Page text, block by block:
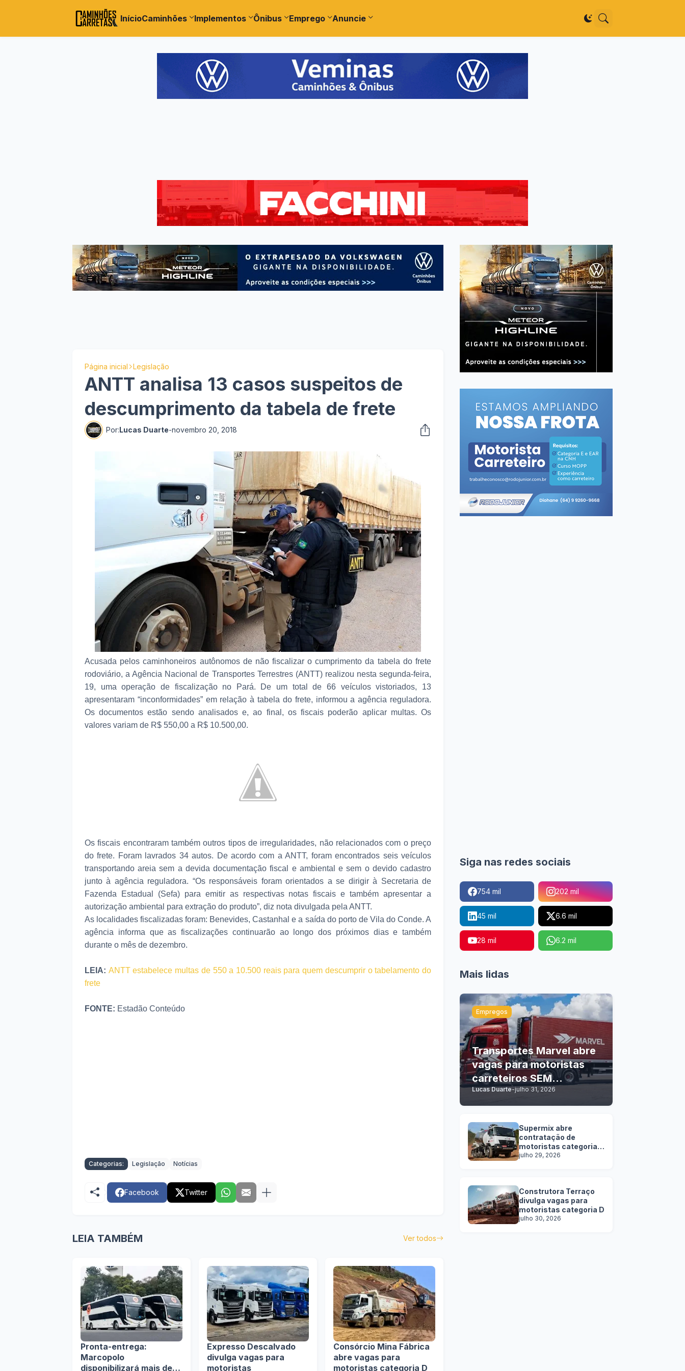
InícioCaminhões Implementos Ônibus Emprego Anuncie
Página inicial Legislação
ANTT analisa 13 casos suspeitos de
descumprimento da tabela de frete
Por:Lucas Duarte-novembro 20, 2018
Acusada pelos caminhoneiros autônomos de não fiscalizar o cumprimento da tabela do frete
rodoviário, a Agência Nacional de Transportes Terrestres (ANTT) realizou nesta segunda-feira,
19, uma operação de fiscalização no Pará. De um total de 66 veículos vistoriados, 13
apresentaram “inconformidades” em relação à tabela do frete, informou a agência reguladora.
Os documentos estão sendo analisados e, ao final, os fiscais poderão aplicar multas. Os
valores variam de R$ 550,00 a R$ 10.500,00.
Os fiscais encontraram também outros tipos de irregularidades, não relacionados com o preço
do frete. Foram lavrados 34 autos. De acordo com a ANTT, foram encontrados seis veículos
transportando areia sem a devida documentação fiscal e ambiental e sem o devido cadastro
junto à agência reguladora. “Os responsáveis foram orientados a se dirigir à Secretaria de
Fazenda Estadual (Sefa) para emitir as respectivas notas fiscais e também apresentar a
autorização ambiental para extração do produto”, diz nota divulgada pela ANTT.
As localidades fiscalizadas foram: Benevides, Castanhal e a saída do porto de Vila do Conde. A
agência informa que as fiscalizações continuarão ao longo dos próximos dias e também
durante o mês de dezembro.
LEIA: ANTT estabelece multas de 550 a 10.500 reais para quem descumprir o tabelamento do
frete
FONTE: Estadão Conteúdo
Categorias: Legislação Notícias
Facebook Twitter
LEIA TAMBÉM Ver todos
Pronta-entrega:
Marcopolo
disponibilizará mais de
Expresso Descalvado
divulga vagas para
motoristas
Consórcio Mina Fábrica
abre vagas para
motoristas categoria D
Siga nas redes sociais
754 mil 202 mil
45 mil 6.6 mil
28 mil 6.2 mil
Mais lidas
Empregos
Transportes Marvel abre
vagas para motoristas
carreteiros SEM
EXPERIÊNCIA
Lucas Duarte-julho 31, 2026
Supermix abre
contratação de
motoristas categoria
C, D e E
julho 29, 2026
Construtora Terraço
divulga vagas para
motoristas categoria D
julho 30, 2026